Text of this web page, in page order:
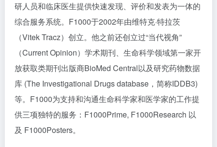
研人员和临床医生提供快速发现、评价和发表为一体的
综合服务系统。F1000于2002年由维特克·特拉茨
（Vitek Tracz）创立。他之前还创立过“当代视角”
（Current Opinion）学术期刊、生命科学领域第一家开
放获取类期刊出版商BioMed Central以及研究药物数据
库 (The Investigational Drugs database，简称IDDB3)
等。F1000为支持和沟通生命科学家和医学家的工作提
供三项独特的服务：F1000Prime, F1000Research 以
及 F1000Posters。